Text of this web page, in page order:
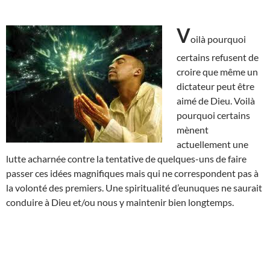
Voilà pourquoi
certains refusent de
croire que même un
dictateur peut être
aimé de Dieu. Voilà
pourquoi certains
mènent
actuellement une
lutte acharnée contre la tentative de quelques-uns de faire
passer ces idées magnifiques mais qui ne correspondent pas à
la volonté des premiers. Une spiritualité d’eunuques ne saurait
conduire à Dieu et/ou nous y maintenir bien longtemps.